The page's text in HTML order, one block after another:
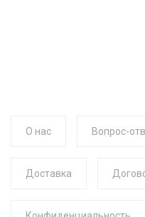
О нас Вопрос-
Доставка